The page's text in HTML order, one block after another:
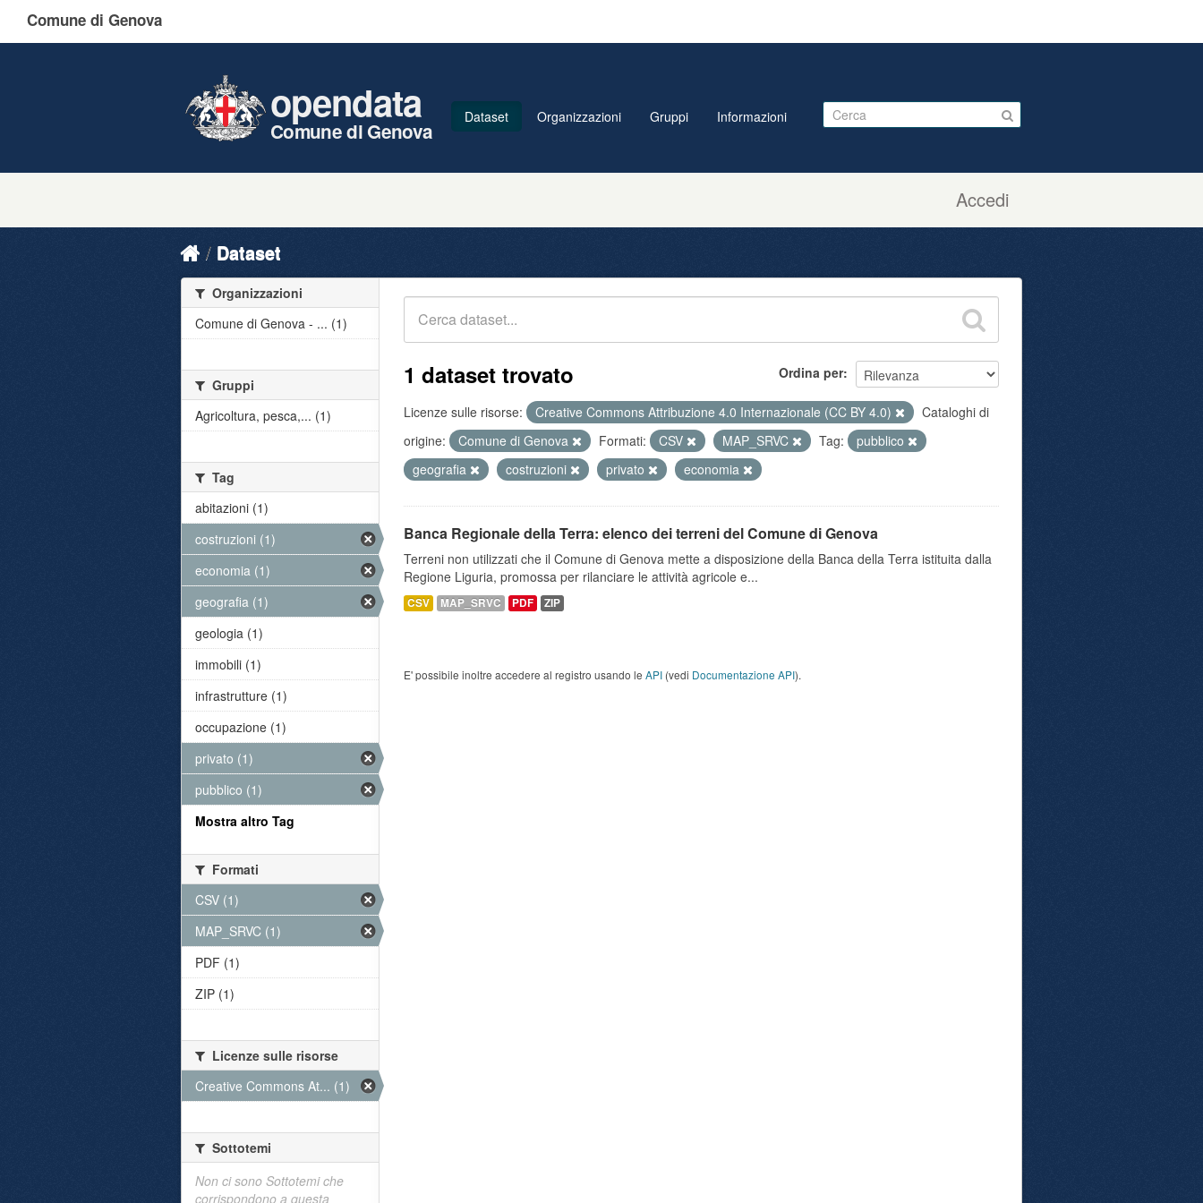
Comune di Genova
Accedi
opendata
Comune di Genova
Dataset Organizzazioni Gruppi Informazioni
Dataset
Ordina per
1 dataset trovato
Licenze sulle risorse: Creative Commons Attribuzione 4.0 Internazionale (CC BY 4.0)
Cataloghi di
origine:
Comune di Genova Formati: CSV MAP_SRVC Tag:
pubblico
geografia
costruzioni privato economia
Banca Regionale della Terra: elenco dei terreni del Comune di Genova
Terreni non utilizzati che il Comune di Genova mette a disposizione della Banca della Terra istituita dalla
Regione Liguria, promossa per rilanciare le attività agricole e...
CSV MAP_SRVC PDF ZIP
E' possibile inoltre accedere al registro usando le API (vedi Documentazione API).
Organizzazioni
Comune di Genova - ... (1)
Gruppi
Agricoltura, pesca,... (1)
Tag
abitazioni (1)
costruzioni (1)
economia (1)
geografia (1)
geologia (1)
immobili (1)
infrastrutture (1)
occupazione (1)
privato (1)
pubblico (1)
Mostra altro Tag
Formati
CSV (1)
MAP_SRVC (1)
PDF (1)
ZIP (1)
Licenze sulle risorse
Creative Commons At... (1)
Sottotemi
Non ci sono Sottotemi che
corrispondono a questa